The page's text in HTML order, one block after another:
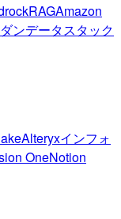
RAGAmazon
ンデータスタック
Alteryxインフォ
OneNotion